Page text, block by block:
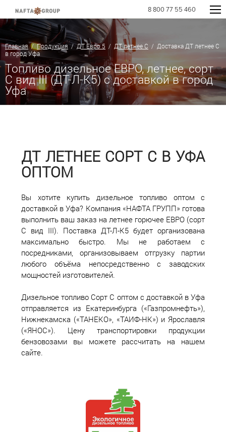
8 800 77 55 460
Главная/Продукция/ДТ Евро 5 / ДТ летнее C / Доставка ДТ летнее C
в город Уфа
Топливо дизельное ЕВРО, летнее, сорт
С вид III (ДТ-Л-К5) с доставкой в город
Уфа
ДТ ЛЕТНЕЕ СОРТ С В УФА
ОПТОМ
Вы хотите купить дизельное топливо оптом с
доставкой в Уфа? Компания «НАФТА ГРУПП» готова
выполнить ваш заказ на летнее горючее ЕВРО (сорт
С вид III). Поставка ДТ-Л-К5 будет организована
максимально быстро. Мы не работаем с
посредниками, организовываем отгрузку партии
любого объёма непосредственно с заводских
мощностей изготовителей.
Дизельное топливо Сорт С оптом с доставкой в Уфа
отправляется из Екатеринбурга («Газпромнефть»),
Нижнекамска («ТАНЕКО», «ТАИФ-НК») и Ярославля
(«ЯНОС»). Цену транспортировки продукции
бензовозами вы можете рассчитать на нашем
сайте.